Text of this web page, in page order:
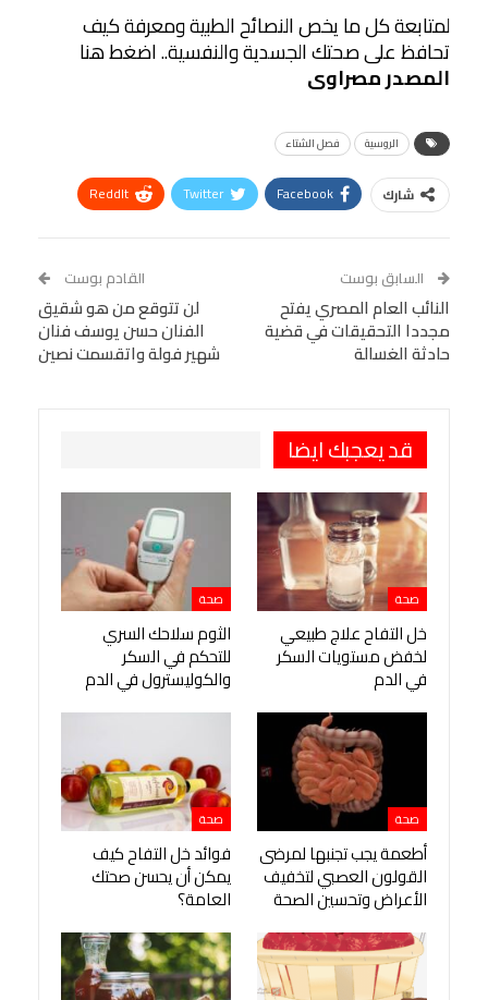
لمتابعة كل ما يخص النصائح الطبية ومعرفة كيف
تحافظ على صحتك الجسدية والنفسية.. اضغط هنا
المصدر مصراوى
الروسية فصل الشتاء
شارك Facebook
Twitter
ReddIt
البريد الإلكتروني
StumbleUpon
VK
Digg
LINE
BlackBerry
Viber
السابق بوست
النائب العام المصري يفتح
مجددا التحقيقات في قضية
حادثة الغسالة
القادم بوست
لن تتوقع من هو شقيق
الفنان حسن يوسف فنان
شهير فولة واتقسمت نصين
قد يعجبك ايضا
صحة
خل التفاح علاج طبيعي
لخفض مستويات السكر
في الدم
صحة
الثوم سلاحك السري
للتحكم في السكر
والكوليسترول في الدم
صحة
أطعمة يجب تجنبها لمرضى
القولون العصبي لتخفيف
الأعراض وتحسين الصحة
صحة
فوائد خل التفاح كيف
يمكن أن يحسن صحتك
العامة؟